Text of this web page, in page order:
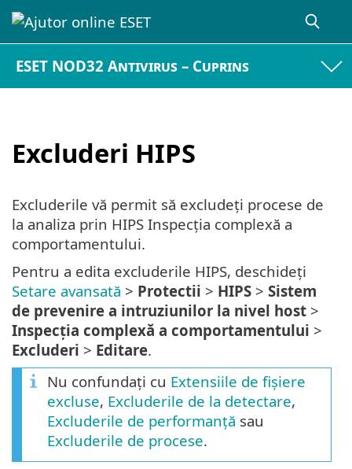
ESET NOD32 Antivirus – Cuprins
Excluderi HIPS
Excluderile vă permit să excludeți procese de
la analiza prin HIPS Inspecția complexă a
comportamentului.
Pentru a edita excluderile HIPS, deschideți
Setare avansată > Protectii > HIPS > Sistem
de prevenire a intruziunilor la nivel host >
Inspecția complexă a comportamentului >
Excluderi > Editare.
Nu confundați cu Extensiile de fișiere
excluse, Excluderile de la detectare,
Excluderile de performanță sau
Excluderile de procese.